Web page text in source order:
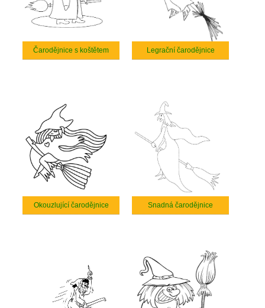
Čarodějnice s koštětem Legrační čarodějnice
Okouzlující čarodějnice Snadná čarodějnice